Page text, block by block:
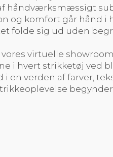
håndværksmæssigt
og komfort går hånd i
folde sig ud uden
vores virtuelle
i hvert strikketøj ved
i en verden af farver,
begynder